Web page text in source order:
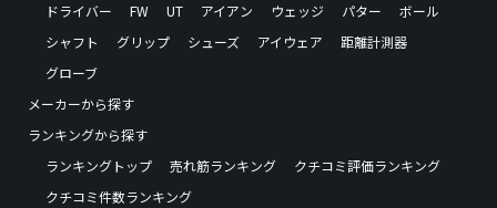
ドライバー
FW UT アイアン ウェッジ パター
ボール
シャフト
グリップ シューズ アイウェア
距離計測器
グローブ
メーカーから探す
ランキングから探す
ランキングトップ
売れ筋ランキング
クチコミ評価ランキング
クチコミ件数ランキング